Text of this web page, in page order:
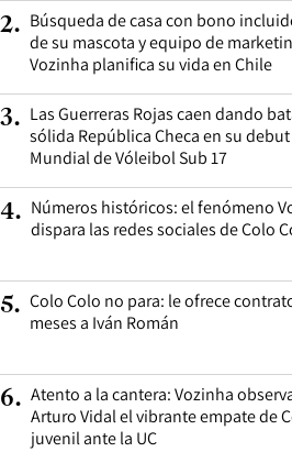
2. Búsqueda de casa con bono
de su mascota y equipo de
Vozinha planifica su vida en Chile
3. Las Guerreras Rojas caen dando
sólida República Checa en su
Mundial de Vóleibol Sub 17
4. Números históricos: el fenómeno
dispara las redes sociales de Colo
5. Colo Colo no para: le ofrece
meses a Iván Román
6. Atento a la cantera: Vozinha
Arturo Vidal el vibrante empate de
juvenil ante la UC